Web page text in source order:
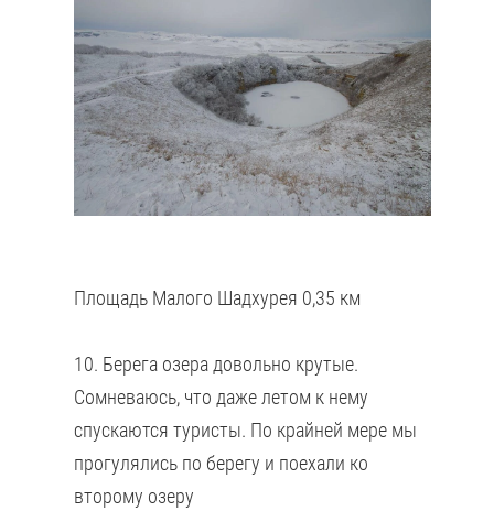
Площадь Малого Шадхурея 0,35 км
10. Берега озера довольно крутые.
Сомневаюсь, что даже летом к нему
спускаются туристы. По крайней мере мы
прогулялись по берегу и поехали ко
второму озеру